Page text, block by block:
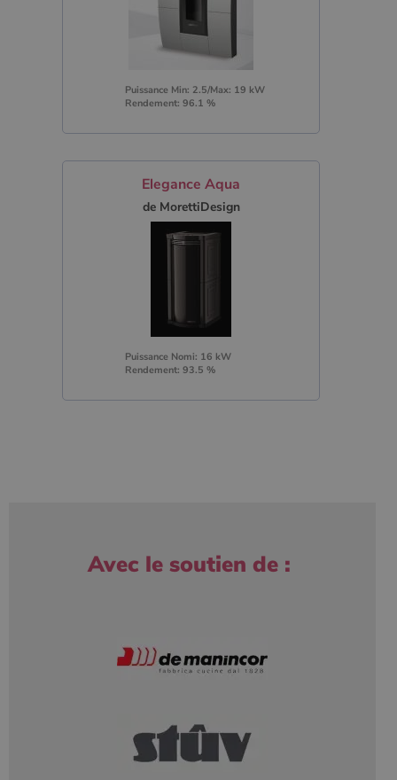
Puissance Min: 2.5/Max: 19 kW
Rendement: 96.1 %
Elegance Aqua
de MorettiDesign
Puissance Nomi: 16 kW
Rendement: 93.5 %
Avec le soutien de :